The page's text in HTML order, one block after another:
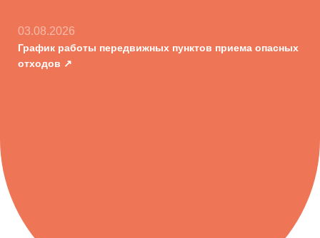
03.08.2026
График работы передвижных пунктов приема опасных
отходов